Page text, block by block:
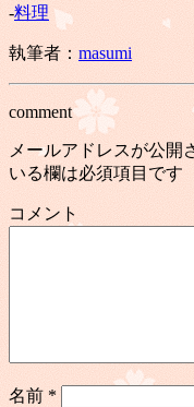
-料理
執筆者： masumi
comment
メールアドレスが公開
いる欄は必須項目です
コメント
名前 *